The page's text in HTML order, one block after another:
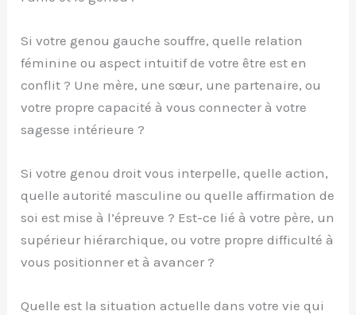
Si votre genou gauche souffre, quelle relation
féminine ou aspect intuitif de votre être est en
conflit ? Une mère, une sœur, une partenaire, ou
votre propre capacité à vous connecter à votre
sagesse intérieure ?
Si votre genou droit vous interpelle, quelle action,
quelle autorité masculine ou quelle affirmation de
soi est mise à l’épreuve ? Est-ce lié à votre père, un
supérieur hiérarchique, ou votre propre difficulté à
vous positionner et à avancer ?
Quelle est la situation actuelle dans votre vie qui